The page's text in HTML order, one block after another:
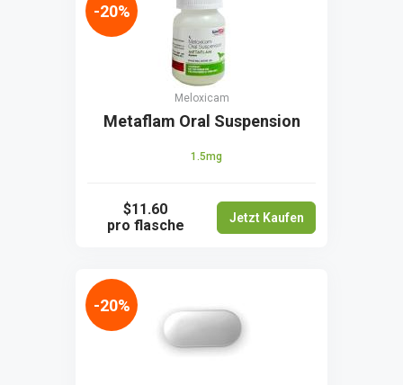
Meloxicam
Metaflam Oral Suspension
1.5mg
$11.60
pro flasche
Jetzt Kaufen
-20%
-20%